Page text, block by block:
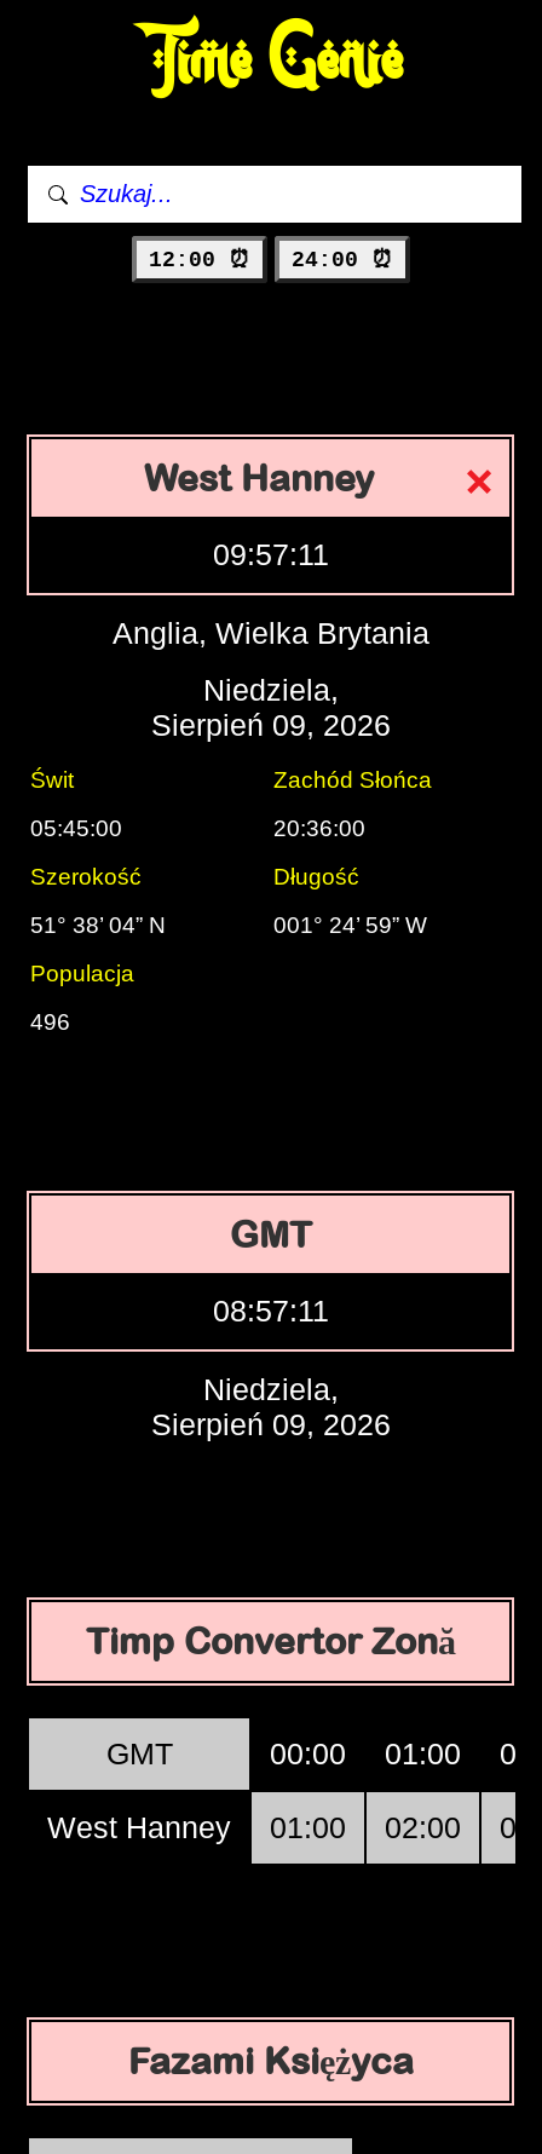
Time Genie
12:00 ⏰ 24:00 ⏰
West Hanney
09:57:12
Anglia, Wielka Brytania
Niedziela,
Sierpień 09, 2026
Świt
Zachód Słońca
05:45:00
20:36:00
Szerokość
Długość
51° 38’ 04” N
001° 24’ 59” W
Populacja
496
GMT
08:57:12
Niedziela,
Sierpień 09, 2026
Timp Convertor Zonă
GMT 00:00 01:00
West Hanney 01:00 02:00
Fazami Księżyca